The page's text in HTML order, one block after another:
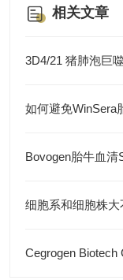
相关文章
3D4/21 猪肺泡巨
如何避免WinSera
Bovogen胎牛血清
细胞系和细胞株大
Cegrogen Biotech